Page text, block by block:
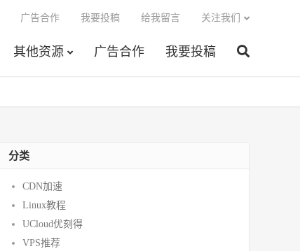
其他资源 广告合作 我要投稿
广告合作 我要投稿 给我留言 关注我们
分类
CDN加速
Linux教程
UCloud优刻得
VPS推荐